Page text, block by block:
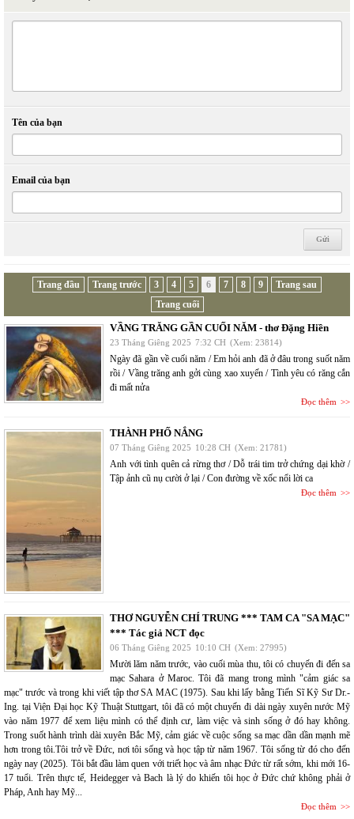
Tên của bạn
Email của bạn
Trang đầu Trang trước 3 4 5 6 7 8 9
Trang sau
Trang cuối
VẦNG TRĂNG GẦN CUỐI NĂM - thơ Đặng Hiền
23 Tháng Giêng 2025 7:32 CH (Xem: 23814)
Ngày đã gần về cuối năm / Em hỏi anh đã ở đâu trong suốt năm
rồi / Vầng trăng anh gởi cùng xao xuyến / Tình yêu có răng cắn
đi mất nửa
Đọc thêm
THÀNH PHỐ NẮNG
07 Tháng Giêng 2025 10:28 CH (Xem: 21781)
Anh với tình quên cả rừng thơ / Dỗ trái tim trở chứng dại khờ /
Tập ảnh cũ nụ cười ở lại / Con đường về xốc nổi lời ca
Đọc thêm
THƠ NGUYỄN CHÍ TRUNG *** TAM CA "SA MẠC"
*** Tác giả NCT đọc
06 Tháng Giêng 2025 10:10 CH (Xem: 27995)
Mười lăm năm trước, vào cuối mùa thu, tôi có chuyến đi đến sa
mạc Sahara ở Maroc. Tôi đã mang trong mình "cảm giác sa
mạc" trước và trong khi viết tập thơ SA MAC (1975). Sau khi lấy bằng Tiến Sĩ Kỹ Sư Dr.-
Ing. tại Viện Đại học Kỹ Thuật Stuttgart, tôi đã có một chuyến đi dài ngày xuyên nước Mỹ
vào năm 1977 để xem liệu mình có thể định cư, làm việc và sinh sống ở đó hay không.
Trong suốt hành trình dài xuyên Bắc Mỹ, cảm giác về cuộc sống sa mạc dần dần mạnh mẽ
hơn trong tôi.Tôi trở về Đức, nơi tôi sống và học tập từ năm 1967. Tôi sống từ đó cho đến
ngày nay (2025). Tôi bắt đầu làm quen với triết học và âm nhạc Đức từ rất sớm, khi mới 16-
17 tuổi. Trên thực tế, Heidegger và Bach là lý do khiến tôi học ở Đức chứ không phải ở
Pháp, Anh hay Mỹ...
Đọc thêm